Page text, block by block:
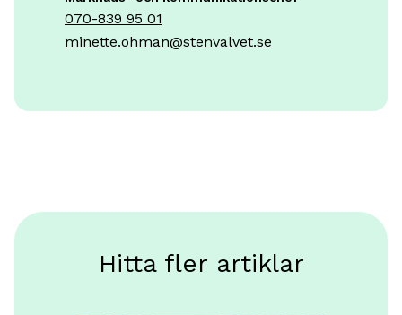
070-839 95 01
minette.ohman@stenvalvet.se
Hitta fler artiklar